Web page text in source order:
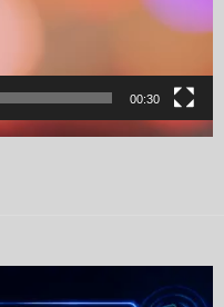
00:30